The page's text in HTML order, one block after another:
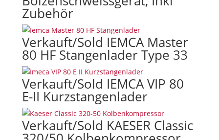
Zubehör
Verkauft/Sold IEMCA Master
80 HF Stangenlader Type 33
Verkauft/Sold IEMCA VIP 80
E-II Kurzstangenlader
Verkauft/Sold KAESER Classic